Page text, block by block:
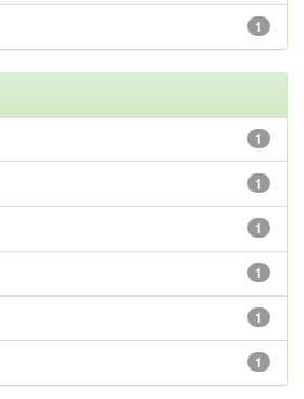
1
1
1
1
1
1
1